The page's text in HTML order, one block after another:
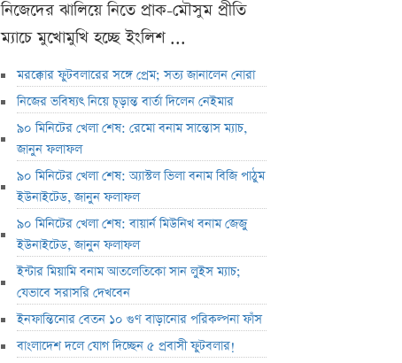
নিজেদের ঝালিয়ে নিতে প্রাক-মৌসুম প্রীতি
ম্যাচে মুখোমুখি হচ্ছে ইংলিশ ...
মরক্কোর ফুটবলারের সঙ্গে প্রেম; সত্য জানালেন নোরা
নিজের ভবিষ্যৎ নিয়ে চূড়ান্ত বার্তা দিলেন নেইমার
৯০ মিনিটের খেলা শেষ: রেমো বনাম সান্তোস ম্যাচ,
জানুন ফলাফল
৯০ মিনিটের খেলা শেষ: অ্যাস্টল ভিলা বনাম বিজি পাঠুম
ইউনাইটেড, জানুন ফলাফল
৯০ মিনিটের খেলা শেষ: বায়ার্ন মিউনিখ বনাম জেজু
ইউনাইটেড, জানুন ফলাফল
ইন্টার মিয়ামি বনাম আতলেতিকো সান লুইস ম্যাচ;
যেভাবে সরাসরি দেখবেন
ইনফান্তিনোর বেতন ১০ গুণ বাড়ানোর পরিকল্পনা ফাঁস
বাংলাদেশ দলে যোগ দিচ্ছেন ৫ প্রবাসী ফুটবলার!